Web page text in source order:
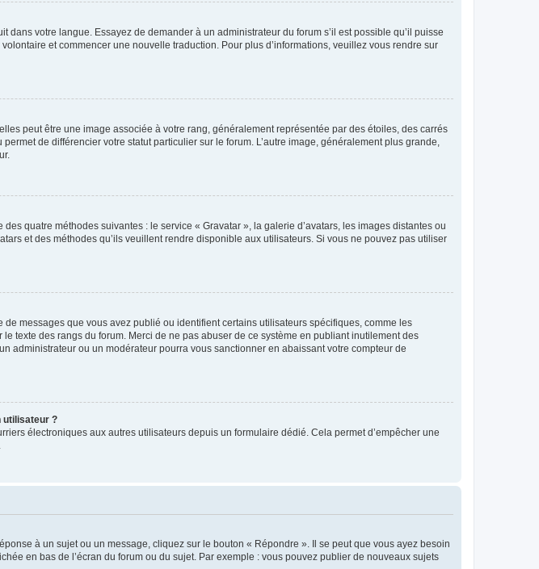
votre langue. Essayez de demander à un administrateur du forum s’il est possible qu’il puisse
et commencer une nouvelle traduction. Pour plus d’informations, veuillez vous rendre sur
peut être une image associée à votre rang, généralement représentée par des étoiles, des carrés
de différencier votre statut particulier sur le forum. L’autre image, généralement plus grande,
quatre méthodes suivantes : le service « Gravatar », la galerie d’avatars, les images distantes ou
et des méthodes qu’ils veuillent rendre disponible aux utilisateurs. Si vous ne pouvez pas utiliser
messages que vous avez publié ou identifient certains utilisateurs spécifiques, comme les
texte des rangs du forum. Merci de ne pas abuser de ce système en publiant inutilement des
administrateur ou un modérateur pourra vous sanctionner en abaissant votre compteur de
utilisateur ?
électroniques aux autres utilisateurs depuis un formulaire dédié. Cela permet d’empêcher une
à un sujet ou un message, cliquez sur le bouton « Répondre ». Il se peut que vous ayez besoin
en bas de l’écran du forum ou du sujet. Par exemple : vous pouvez publier de nouveaux sujets